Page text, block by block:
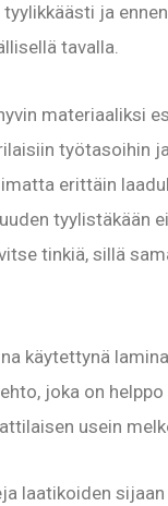
ja
tavalla.
materiaaliksi
työtasoihin
erittäin
tyylistäkään
tinkiä, sillä
käytettynä
joka on
usein
laatikoiden sijaan